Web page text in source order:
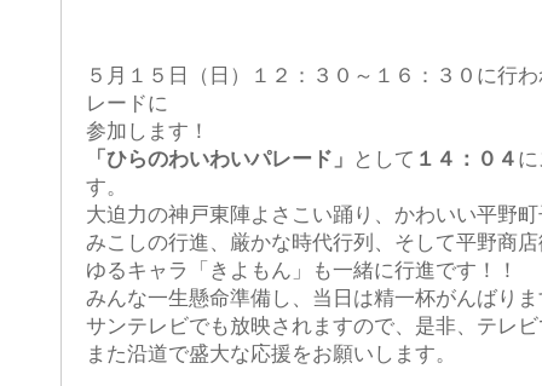
５月１５日（日）１２：３０～１６：３０に行
レードに
参加します！
「ひらのわいわいパレード」
として １４：０４
す。
大迫力の神戸東陣よさこい踊り、かわいい平野
みこしの行進、厳かな時代行列、そして平野商
ゆるキャラ「きよもん」も一緒に行進です！！
みんな一生懸命準備し、当日は精一杯がんばり
サンテレビでも放映されますので、是非、テレ
また沿道で盛大な応援をお願いします。